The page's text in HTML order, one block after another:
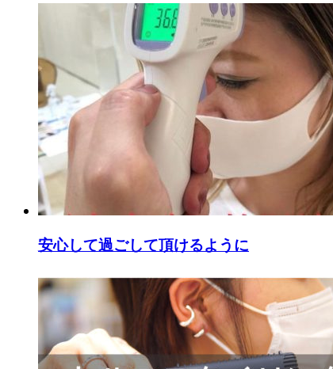
安心して過ごして頂けるように